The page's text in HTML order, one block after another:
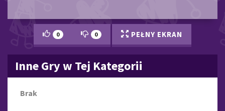
0 0 PEŁNY EKRAN
Inne Gry w Tej Kategorii
Brak